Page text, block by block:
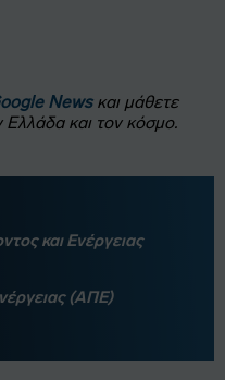
Newsκαι μάθετε
και τον κόσμο.
και Ενέργειας
(ΑΠΕ)